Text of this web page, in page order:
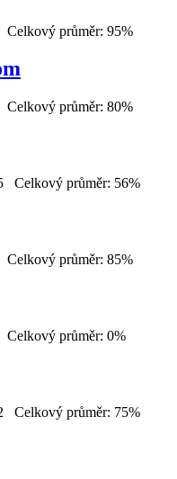
průměr: 95%
průměr: 80%
Celkový průměr: 56%
průměr: 85%
průměr: 0%
Celkový průměr: 75%